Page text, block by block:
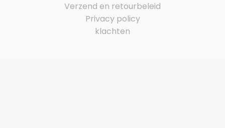
Verzend en retourbeleid
Privacy policy
klachten